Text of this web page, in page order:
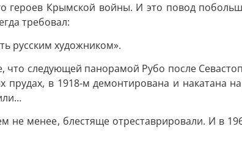
героев Крымской войны. И это повод
требовал:
русским художником».
что следующей панорамой Рубо после
прудах, в 1918-м демонтирована и накатана
не менее, блестяще отреставрировали. И в